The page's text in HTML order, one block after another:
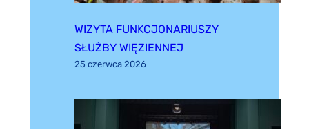
WIZYTA FUNKCJONARIUSZY
SŁUŻBY WIĘZIENNEJ
25 czerwca 2026